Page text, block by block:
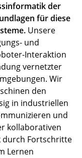
der
für diese
Unsere
und
Interaktion
vernetzter
Wir
den
in industriellen
und
kollaborativen
durch Fortschritte
Lernen